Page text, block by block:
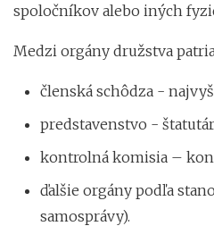
spoločníkov alebo iných
Medzi orgány družstva
členská schôdza -
predstavenstvo -
kontrolná komisia –
ďalšie orgány podľa
samosprávy).